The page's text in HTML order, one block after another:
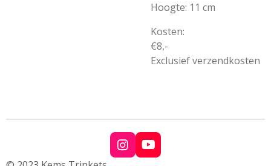
Hoogte: 11 cm
Kosten:
€8,-
Exclusief verzendkosten
I
n
Y
o